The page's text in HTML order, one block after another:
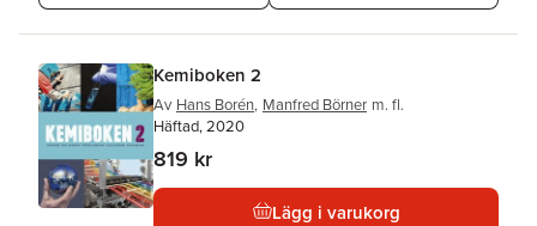
Kemiboken 2
Av Hans Borén, Manfred Börner m. fl.
Häftad, 2020
819 kr
Lägg i varukorg